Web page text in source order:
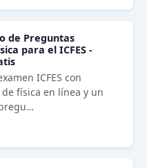
de Preguntas
para el ICFES -
ICFES con
física en línea y un